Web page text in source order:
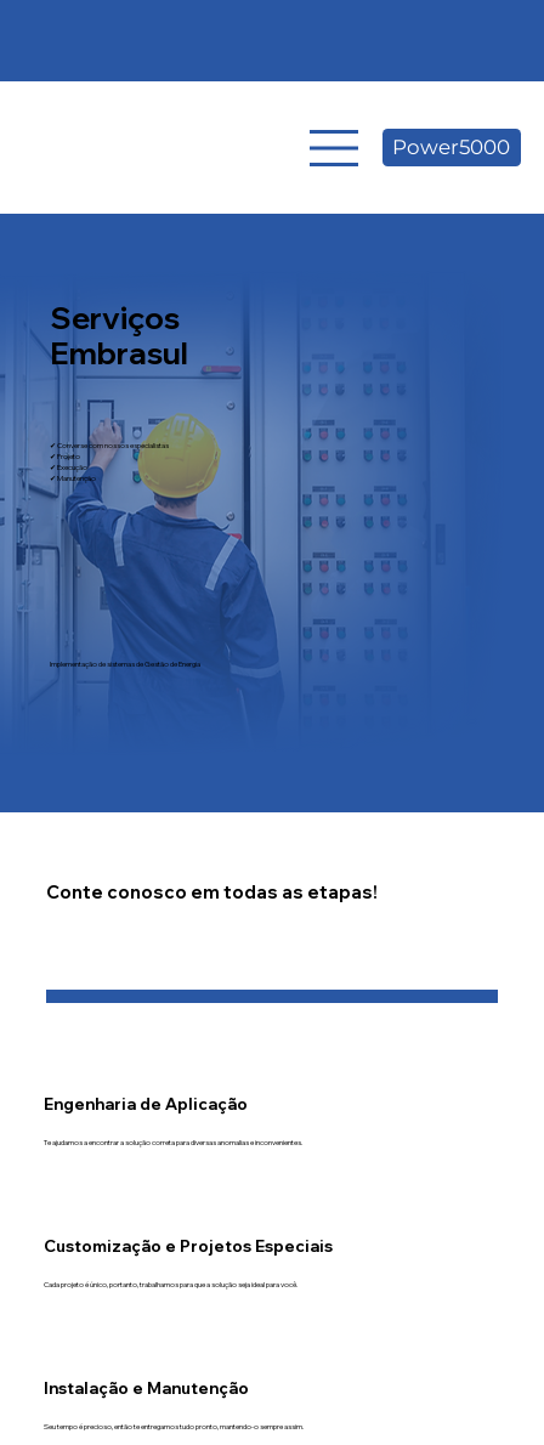
Power5000
Serviços
Embrasul
Implementação de sistemas de Gestão de Energia
✔ Converse com nossos especialistas
✔ Projeto
✔ Execução
✔ Manutenção
Conte conosco em todas as etapas!
Engenharia de Aplicação
Te ajudamos a encontrar a solução correta para diversas anomalias e inconvenientes.
Customização e Projetos Especiais
Cada projeto é único, portanto, trabalhamos para que a solução seja ideal para você.
Instalação e Manutenção
Seu tempo é precioso, então te entregamos tudo pronto, mantendo-o sempre assim.